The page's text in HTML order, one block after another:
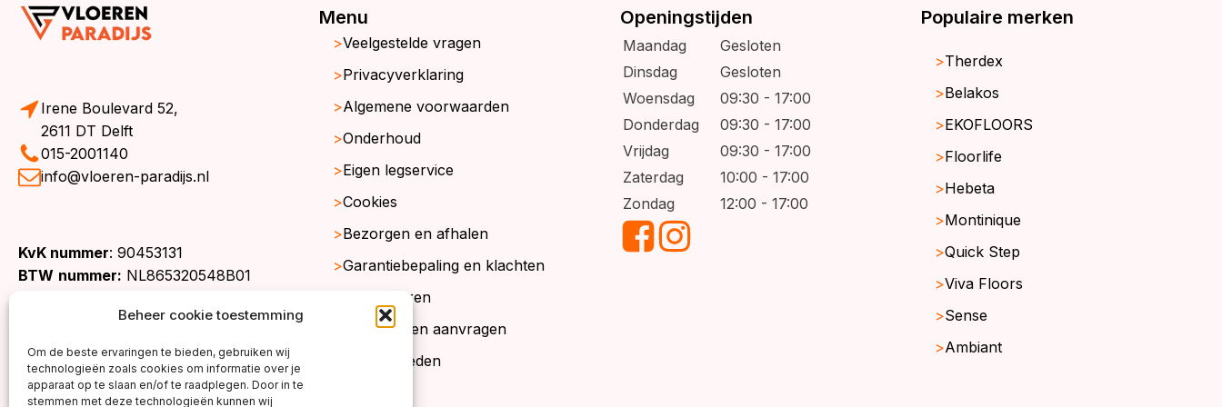
Beheer cookie toestemming
Om de beste ervaringen te bieden, gebruiken wij
technologieën zoals cookies om informatie over je
apparaat op te slaan en/of te raadplegen. Door in te
stemmen met deze technologieën kunnen wij
Irene Boulevard 52,
2611 DT Delft
015-2001140
info@vloeren-paradijs.nl
KvK nummer: 90453131
BTW nummer: NL865320548B01
Menu
Veelgestelde vragen
Privacyverklaring
Algemene voorwaarden
Onderhoud
Eigen legservice
Cookies
Bezorgen en afhalen
Garantiebepaling en klachten
Retourneren
Gratis stalen aanvragen
Werkgebieden
Openingstijden
Maandag
Gesloten
Dinsdag
Gesloten
Woensdag
09:30 - 17:00
Donderdag
09:30 - 17:00
Vrijdag
09:30 - 17:00
Zaterdag
10:00 - 17:00
Zondag
12:00 - 17:00
Populaire merken
Therdex
Belakos
EKOFLOORS
Floorlife
Hebeta
Montinique
Quick Step
Viva Floors
Sense
Ambiant